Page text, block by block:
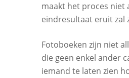
maakt het proces niet
eindresultaat eruit zal
Fotoboeken zijn niet
die geen enkel ander
iemand te laten zien